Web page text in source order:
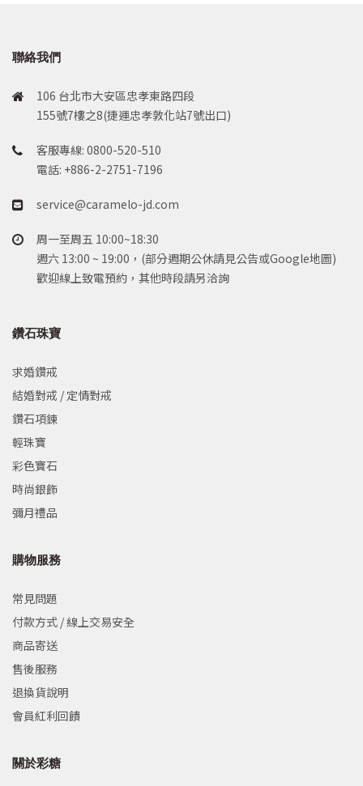
聯絡我們
106 台北市大安區忠孝東路四段
155號7樓之8(捷運忠孝敦化站7號出口)
客服專線: 0800-520-510
電話: +886-2-2751-7196
service@caramelo-jd.com
周一至周五 10:00~18:30
週六 13:00 ~ 19:00，(部分週期公休請見公告或Google地圖)
歡迎線上致電預約，其他時段請另洽詢
鑽石珠寶
求婚鑽戒
結婚對戒 / 定情對戒
鑽石項鍊
輕珠寶
彩色寶石
時尚銀飾
彌月禮品
購物服務
常見問題
付款方式 / 線上交易安全
商品寄送
售後服務
退換貨說明
會員紅利回饋
關於彩糖